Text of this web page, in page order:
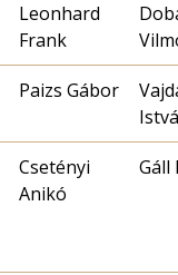
Leonhard
Frank
Paizs Gábor
Csetényi
Anikó
Gáll